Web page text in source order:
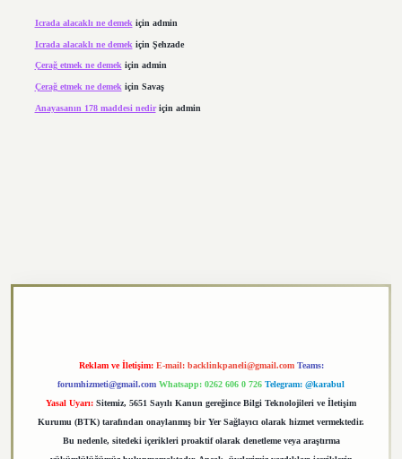
Icrada alacaklı ne demek için admin
Icrada alacaklı ne demek için Şehzade
Çerağ etmek ne demekiçin admin
Çerağ etmek ne demek için Savaş
Anayasanın 178 maddesi nediriçin admin
Reklam ve İletişim: E-mail: backlinkpaneli@gmail.com Teams:
forumhizmeti@gmail.com Whatsapp: 0262 606 0 726 Telegram: @karabul
Yasal Uyarı: Sitemiz, 5651 Sayılı Kanun gereğince Bilgi Teknolojileri ve İletişim
Kurumu (BTK) tarafından onaylanmış bir Yer Sağlayıcı olarak hizmet vermektedir.
Bu nedenle, sitedeki içerikleri proaktif olarak denetleme veya araştırma